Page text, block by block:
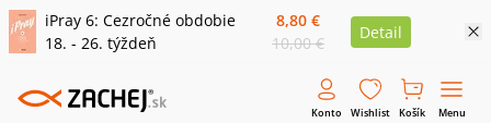
iPray 6: Cezročné obdobie
18. - 26. týždeň
8,80 €
10,00 €
Detail
Konto Wishlist Košík Menu